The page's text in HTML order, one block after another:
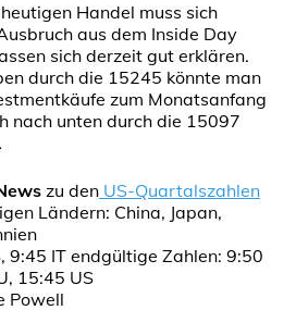
Handel muss sich
aus dem Inside Day
sich derzeit gut erklären.
durch die 15245 könnte man
zum Monatsanfang
nach unten durch die 15097
zu den US-Quartalszahlen
Ländern: China, Japan,
9:45 IT endgültige Zahlen: 9:50
15:45 US
Powell